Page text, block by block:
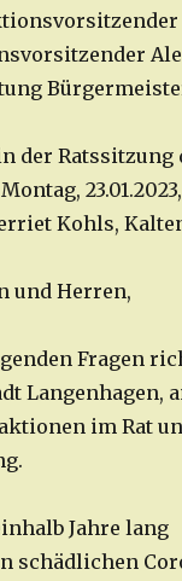
der Ratssitzung
Kohls,
und Herren,
Fragen
Langenhagen,
im Rat
Jahre lang
schädlichen